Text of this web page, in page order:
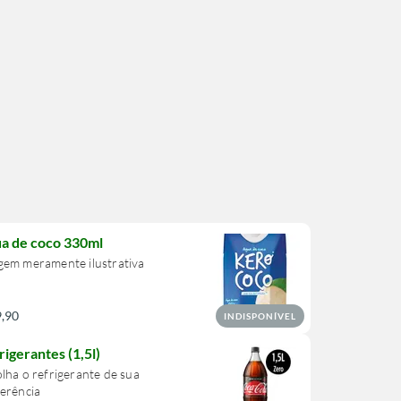
de coco 330ml
meramente ilustrativa
INDISPONÍVEL
(1,5l)
o refrigerante de sua